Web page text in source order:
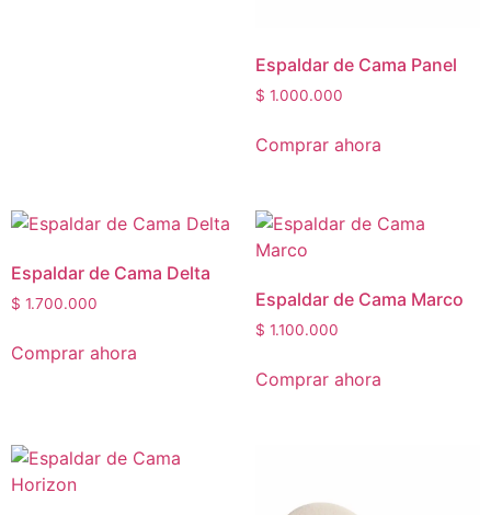
Espaldar de Cama Panel
$ 1.000.000
Comprar ahora
Espaldar de Cama Delta
$ 1.700.000
Comprar ahora
Espaldar de Cama Marco
$ 1.100.000
Comprar ahora